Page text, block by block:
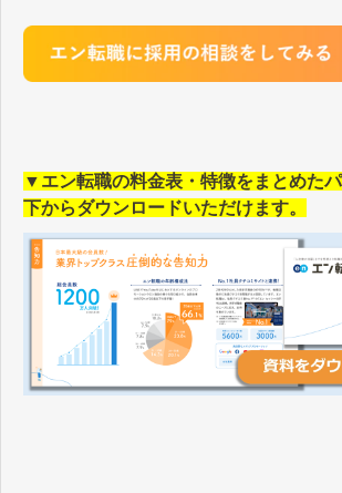
▼エン転職の料金表・特徴をまとめた
下からダウンロードいただけます。